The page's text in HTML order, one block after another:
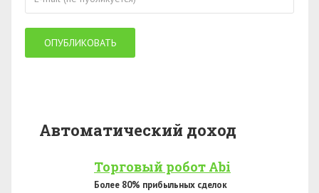
Автоматический доход
Торговый робот Abi
Более 80% прибыльных сделок